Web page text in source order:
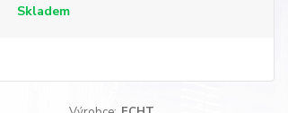
Skladem